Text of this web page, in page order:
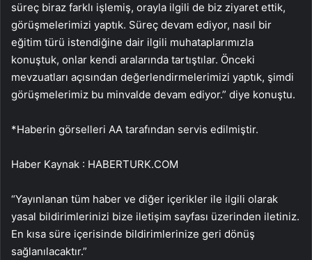
süreç biraz farklı işlemiş, orayla ilgili de biz ziyaret ettik,
görüşmelerimizi yaptık. Süreç devam ediyor, nasıl bir
eğitim türü istendiğine dair ilgili muhataplarımızla
konuştuk, onlar kendi aralarında tartıştılar. Önceki
mevzuatları açısından değerlendirmelerimizi yaptık, şimdi
görüşmelerimiz bu minvalde devam ediyor.” diye konuştu.
*Haberin görselleri AA tarafından servis edilmiştir.
Haber Kaynak : HABERTURK.COM
“Yayınlanan tüm haber ve diğer içerikler ile ilgili olarak
yasal bildirimlerinizi bize iletişim sayfası üzerinden iletiniz.
En kısa süre içerisinde bildirimlerinize geri dönüş
sağlanılacaktır.”